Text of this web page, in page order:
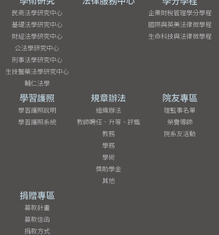
民商法學研究中心
基礎法學研究中心
財經法學研究中心
公法學研究中心
刑事法學研究中心
生技醫藥法學研究中心
輔仁法學
企業財稅管理學分學程
國際與英美法律微學程
生命科技與法律微學程
學習護照
學習護照說明
學習護照系統
規章辦法
組織辦法
教師聘任、升等、評鑑
教務
學務
學術
獎助學金
其他
院友專區
理監事名單
榮譽導師
院系友活動
捐贈專區
募款計畫
募款信函
捐款方式